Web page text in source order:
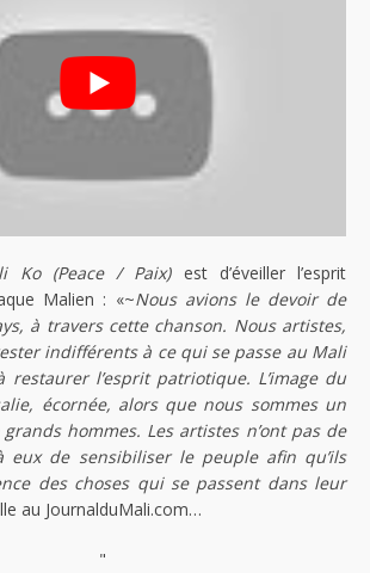
Ko (Peace / Paix)est d’éveiller l’esprit
Malien : «~Nous avions le devoir de
à travers cette chanson. Nous artistes,
indifférents à ce qui se passe au Mali
restaurer l’esprit patriotique. L’image du
écornée, alors que nous sommes un
hommes. Les artistes n’ont pas de
eux de sensibiliser le peuple afin qu’ils
des choses qui se passent dans leur
au JournalduMali.com…
"